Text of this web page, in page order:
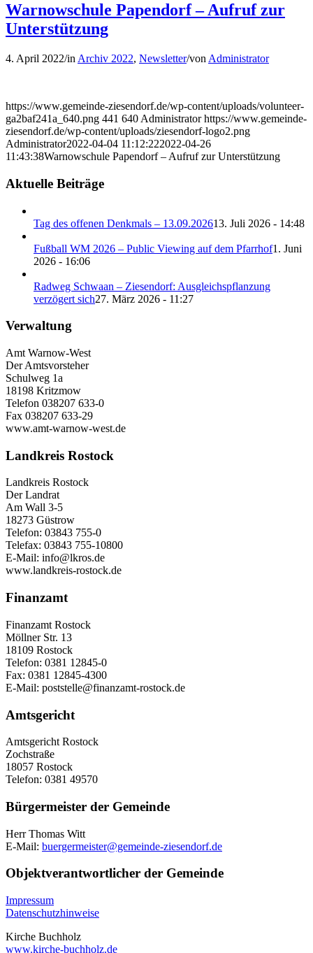
Warnowschule Papendorf – Aufruf zur
Unterstützung
4. April 2022/in Archiv 2022, Newsletter/von Administrator
https://www.gemeinde-ziesendorf.de/wp-content/uploads/volunteer-
ga2baf241a_640.png 441 640 Administrator https://www.gemeinde-
ziesendorf.de/wp-content/uploads/ziesendorf-logo2.png
Administrator2022-04-04 11:12:222022-04-26
11:43:38Warnowschule Papendorf – Aufruf zur Unterstützung
Aktuelle Beiträge
Tag des offenen Denkmals – 13.09.202613. Juli 2026 - 14:48
Fußball WM 2026 – Public Viewing auf dem Pfarrhof1. Juni
2026 - 16:06
Radweg Schwaan – Ziesendorf: Ausgleichspflanzung
verzögert sich27. März 2026 - 11:27
Verwaltung
Amt Warnow-West
Der Amtsvorsteher
Schulweg 1a
18198 Kritzmow
Telefon 038207 633-0
Fax 038207 633-29
www.amt-warnow-west.de
Landkreis Rostock
Landkreis Rostock
Der Landrat
Am Wall 3-5
18273 Güstrow
Telefon: 03843 755-0
Telefax: 03843 755-10800
E-Mail: info@lkros.de
www.landkreis-rostock.de
Finanzamt
Finanzamt Rostock
Möllner Str. 13
18109 Rostock
Telefon: 0381 12845-0
Fax: 0381 12845-4300
E-Mail: poststelle@finanzamt-rostock.de
Amtsgericht
Amtsgericht Rostock
Zochstraße
18057 Rostock
Telefon: 0381 49570
Bürgermeister der Gemeinde
Herr Thomas Witt
E-Mail: buergermeister@gemeinde-ziesendorf.de
Objektverantwortlicher der Gemeinde
Impressum
Datenschutzhinweise
Kirche Buchholz
www.kirche-buchholz.de